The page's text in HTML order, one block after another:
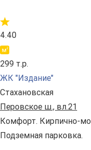
4.40
299 т.р.
ЖК "Издание"
Стахановская
Перовское ш., вл.21
Комфорт. Кирпично-
Подземная парковка.